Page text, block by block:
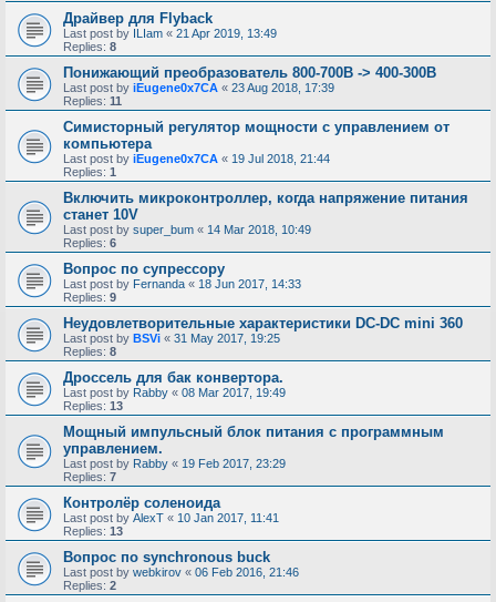
Драйвер для Flyback
Last post by ILIam « 21 Apr 2019, 13:49
Replies: 8
Понижающий преобразователь 800-700В -> 400-300В
Last post by iEugene0x7CA « 23 Aug 2018, 17:39
Replies: 11
Симисторный регулятор мощности с управлением от
компьютера
Last post by iEugene0x7CA « 19 Jul 2018, 21:44
Replies: 1
Включить микроконтроллер, когда напряжение питания
станет 10V
Last post by super_bum « 14 Mar 2018, 10:49
Replies: 6
Вопрос по супрессору
Last post by Fernanda « 18 Jun 2017, 14:33
Replies: 9
Неудовлетворительные характеристики DC-DC mini 360
Last post by BSVi « 31 May 2017, 19:25
Replies: 8
Дроссель для бак конвертора.
Last post by Rabby « 08 Mar 2017, 19:49
Replies: 13
Мощный импульсный блок питания с программным
управлением.
Last post by Rabby « 19 Feb 2017, 23:29
Replies: 7
Контролёр соленоида
Last post by AlexT « 10 Jan 2017, 11:41
Replies: 13
Вопрос по synchronous buck
Last post by webkirov « 06 Feb 2016, 21:46
Replies: 2